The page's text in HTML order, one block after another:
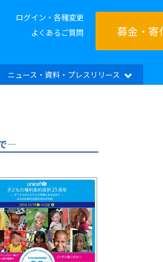
ログイン・各種変更
よくあるご質問
募金・寄
ニュース・資料・プレスリリース
—